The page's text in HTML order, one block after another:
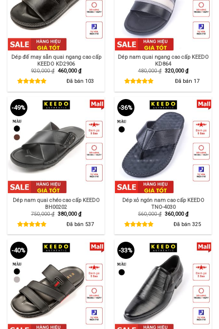
Dép đế may sẵn quai ngang cao cấp
KEEDO KD2906
920,000₫ Giá
460,000₫Giá
hiện
tại
Đã bán 103
Dép nam quai ngang cao cấp KEEDO
KD864
480,000₫ Giá
320,000₫Giá
hiện
tại
Đã bán 17
-49%
Dép nam quai chéo cao cấp KEEDO
BH00202
750,000₫ Giá
750,000 ₫.
380,000₫Giá
hiện
tại
là:
380,000 ₫.
Đã bán 537
-36%
Dép xỏ ngón nam cao cấp KEEDO
TNO-4030
560,000₫ Giá
560,000 ₫.
360,000₫Giá
hiện
tại
là:
360,000 ₫.
Đã bán 325
-40% -33%